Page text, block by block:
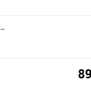
(하나미즈키 퀼트패키지)넌 누구?(곰돌이챰포함)(10%할인)